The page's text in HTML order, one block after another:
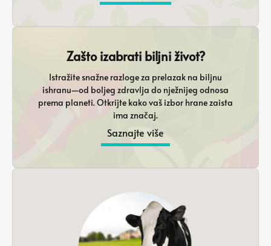
Zašto izabrati biljni život?
Istražite snažne razloge za prelazak na biljnu
ishranu—od boljeg zdravlja do nježnijeg odnosa
prema planeti. Otkrijte kako vaš izbor hrane zaista
ima značaj.
Saznajte više